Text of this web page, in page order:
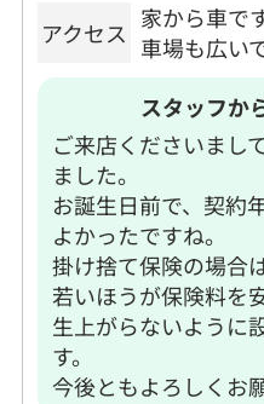
アクセス 家から車で
車場も広い
スタッフか
ご来店くださいまし
ました。
お誕生日前で、契約
よかったですね。
掛け捨て保険の場合
若いほうが保険料を
生上がらないように
す。
今後ともよろしくお